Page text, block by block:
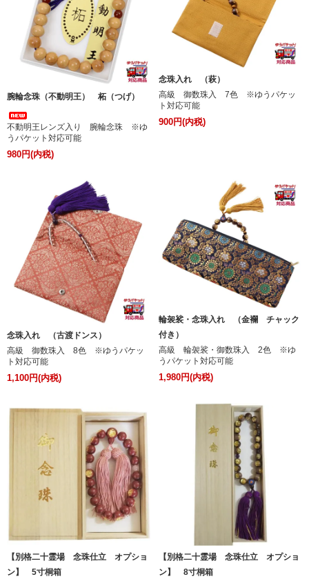
腕輪念珠（不動明王） 柘（つげ）
不動明王レンズ入り 腕輪念珠 ※ゆ
うパケット対応可能
980円(内税)
念珠入れ （萩）
高級 御数珠入 7色 ※ゆうパケッ
ト対応可能
900円(内税)
念珠入れ （古渡ドンス）
高級 御数珠入 8色 ※ゆうパケッ
ト対応可能
1,100円(内税)
輪袈裟・念珠入れ （金襴 チャック
付き）
高級 輪袈裟・御数珠入 2色 ※ゆ
うパケット対応可能
1,980円(内税)
【別格二十霊場 念珠仕立 オプショ
ン】 5寸桐箱
【別格二十霊場 念珠仕立 オプショ
ン】 8寸桐箱